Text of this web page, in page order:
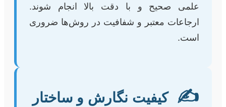
علمی صحیح و با دقت بالا انجام شوند.
ارجاعات معتبر و شفافیت در روش‌ها ضروری
است.
✍️ کیفیت نگارش و ساختار